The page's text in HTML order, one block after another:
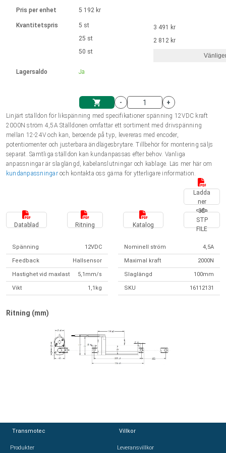
Enhetssystem
Kundkorg
Solenoids
Ø 28-42| 1-1400 rpm | <= 290Ncm
Styrningar borstlösa DC motorer
Styrningar DC motorer
Drivsteg 2-6 A
Synkrona-Asynkrona | för 1-4 ställdon
Synkrona-Asynkrona | för 1-4 ställdon
Français (EUR)
Polski (EUR)
Norsk (NOK)
Suomi (EUR)
Pris per enhet
Kvantitetspris
Lagersaldo
5 192 kr
5 st
25 st
50 st
Ja
3 491 kr
2 812 kr
-
+
Linjärt ställdon för likspänning med specifikationer spänning 12VDC kraft
2000N ström 4,5A Ställdonen omfattar ett sortiment med drivspänning
mellan 12-24V och kan, beroende på typ, levereras med encoder,
potentiomenter och justerbara ändlägesbrytare. Tillbehör för montering säljs
separat. Samtliga ställdon kan kundanpassas efter behov. Vanliga
anpassningar är slaglängd, kabelanslutningar och kablage. Läs mer här om
kundanpassningaroch kontakta oss gärna för ytterligare information.
Ladda
ner
sida
Datablad
Ritning Katalog
3D
STP
FILE
Spänning 12VDC Nominell ström 4,5A
Feedback Hallsensor Maximal kraft 2000N
Hastighet vid maxlast 5,1mm/s Slaglängd 100mm
Vikt 1,1kg SKU 16112131
Ritning (mm)
Transmotec
Produkter
Villkor
Leveransvillkor
Transmotec
Produkter
Villkor
Leveransvillkor